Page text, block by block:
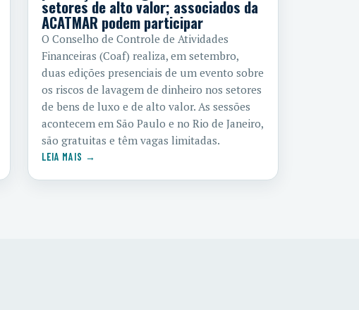
setores de alto valor; associados da
ACATMAR podem participar
O Conselho de Controle de Atividades
Financeiras (Coaf) realiza, em setembro,
duas edições presenciais de um evento sobre
os riscos de lavagem de dinheiro nos setores
de bens de luxo e de alto valor. As sessões
acontecem em São Paulo e no Rio de Janeiro,
são gratuitas e têm vagas limitadas.
LEIA MAIS →